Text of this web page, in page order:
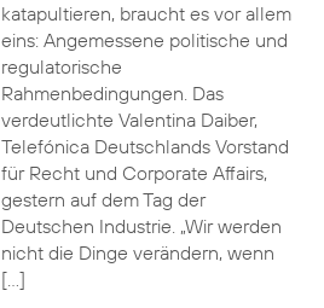
katapultieren, braucht es vor allem
eins: Angemessene politische und
regulatorische
Rahmenbedingungen. Das
verdeutlichte Valentina Daiber,
Telefónica Deutschlands Vorstand
für Recht und Corporate Affairs,
gestern auf dem Tag der
Deutschen Industrie. „Wir werden
nicht die Dinge verändern, wenn
[…]